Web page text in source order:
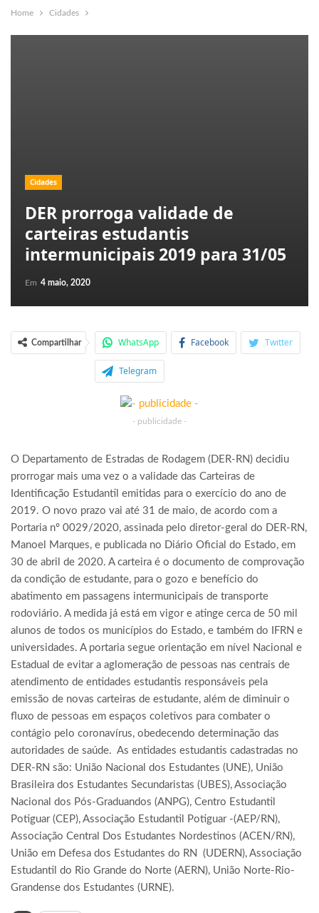
Home Cidades
Cidades
DER prorroga validade de
carteiras estudantis
intermunicipais 2019 para 31/05
Em 4 maio, 2020
Compartilhar WhatsApp Facebook Twitter
Telegram
- publicidade -
O Departamento de Estradas de Rodagem (DER-RN) decidiu
prorrogar mais uma vez o a validade das Carteiras de
Identificação Estudantil emitidas para o exercício do ano de
2019. O novo prazo vai até 31 de maio, de acordo com a
Portaria nº 0029/2020, assinada pelo diretor-geral do DER-RN,
Manoel Marques, e publicada no Diário Oficial do Estado, em
30 de abril de 2020. A carteira é o documento de comprovação
da condição de estudante, para o gozo e benefício do
abatimento em passagens intermunicipais de transporte
rodoviário. A medida já está em vigor e atinge cerca de 50 mil
alunos de todos os municípios do Estado, e também do IFRN e
universidades. A portaria segue orientação em nível Nacional e
Estadual de evitar a aglomeração de pessoas nas centrais de
atendimento de entidades estudantis responsáveis pela
emissão de novas carteiras de estudante, além de diminuir o
fluxo de pessoas em espaços coletivos para combater o
contágio pelo coronavírus, obedecendo determinação das
autoridades de saúde. As entidades estudantis cadastradas no
DER-RN são: União Nacional dos Estudantes (UNE), União
Brasileira dos Estudantes Secundaristas (UBES), Associação
Nacional dos Pós-Graduandos (ANPG), Centro Estudantil
Potiguar (CEP), Associação Estudantil Potiguar -(AEP/RN),
Associação Central Dos Estudantes Nordestinos (ACEN/RN),
União em Defesa dos Estudantes do RN (UDERN), Associação
Estudantil do Rio Grande do Norte (AERN), União Norte-Rio-
Grandense dos Estudantes (URNE).